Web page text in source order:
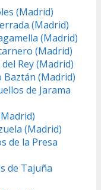
(Madrid)
(Madrid)
(Madrid)
(Madrid)
Rey (Madrid)
Baztán (Madrid)
de Jarama
(Madrid)
de la Presa
de Tajuña